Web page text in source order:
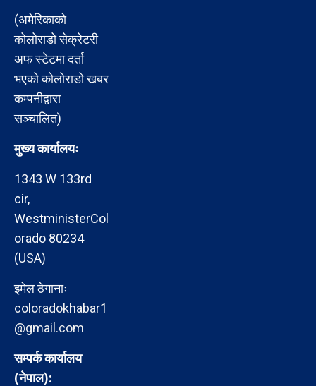
(अमेरिकाको
कोलोराडो सेक्रेटरी
अफ स्टेटमा दर्ता
भएको कोलोराडो खबर
कम्पनीद्वारा
सञ्चालित)
मुख्य कार्यालयः
1343 W 133rd
cir,
WestministerCol
orado 80234
(USA)
इमेल ठेगानाः
coloradokhabar1
@gmail.com
सम्पर्क कार्यालय
(नेपाल):